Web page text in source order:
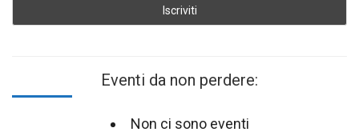
Eventi da non perdere:
Non ci sono eventi